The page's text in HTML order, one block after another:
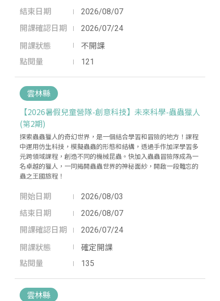
結束日期
2026/08/07
開課確認日期
2026/07/24
開課狀態 不開課
點閱量 121
雲林縣
【2026暑假兒童營隊-創意科技】未來科學-蟲蟲獵人
(第2期)
探索蟲蟲獵人的奇幻世界，是一個結合學習和冒險的地方！課程
中運用仿生科技，模擬蟲蟲的形態和結構，透過手作加深學習多
元跨領域課程，創造不同的機械昆蟲。快加入蟲蟲冒險隊成為一
名卓越的獵人，一同揭開蟲蟲世界的神秘面紗，開啟一段難忘的
蟲之王國旅程！
開始日期
2026/08/03
結束日期
2026/08/07
開課確認日期
2026/07/24
開課狀態 確定開課
點閱量 135
雲林縣